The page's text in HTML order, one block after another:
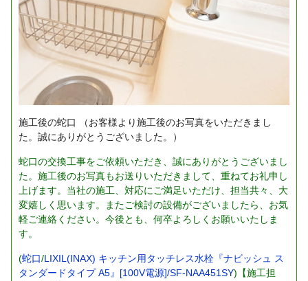
施工後の蛇口
（お客様より施工後のお写真をいただきまし
た。誠にありがとうございました。）
蛇口の交換工事をご依頼いただき、誠にありがとうございまし
た。施工後のお写真もお送りいただきまして、重ねてお礼申し
上げます。当社の施工、対応にご満足いただけ、担当共々、大
変嬉しく思います。またご検討の設備がございましたら、お気
軽ご連絡ください。今後とも、何卒よろしくお願いいたしま
す。
(蛇口/LIXIL(INAX) キッチン用タッチレス水栓『ナビッシュ ス
タンダードタイプ A5』[100V電源]/SF-NAA451SY)【施工担